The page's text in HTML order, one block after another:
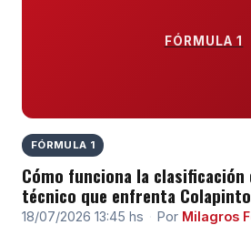
FÓRMULA 1
FÓRMULA 1
Cómo funciona la clasificación
técnico que enfrenta
18/07/2026 13:45 hs · Por Milagros